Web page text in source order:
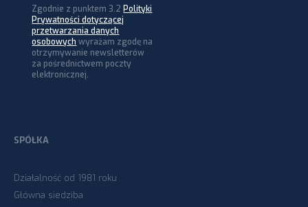
Zgodnie z punktem 3.2Polityki
Prywatności dotyczącej
przetwarzania danych
osobowych wyrażam zgodę na
otrzymywanie newsletterów
za pośrednictwem poczty
elektronicznej.
SPÓŁKA
Działalność od 1981 roku
Główna siedziba